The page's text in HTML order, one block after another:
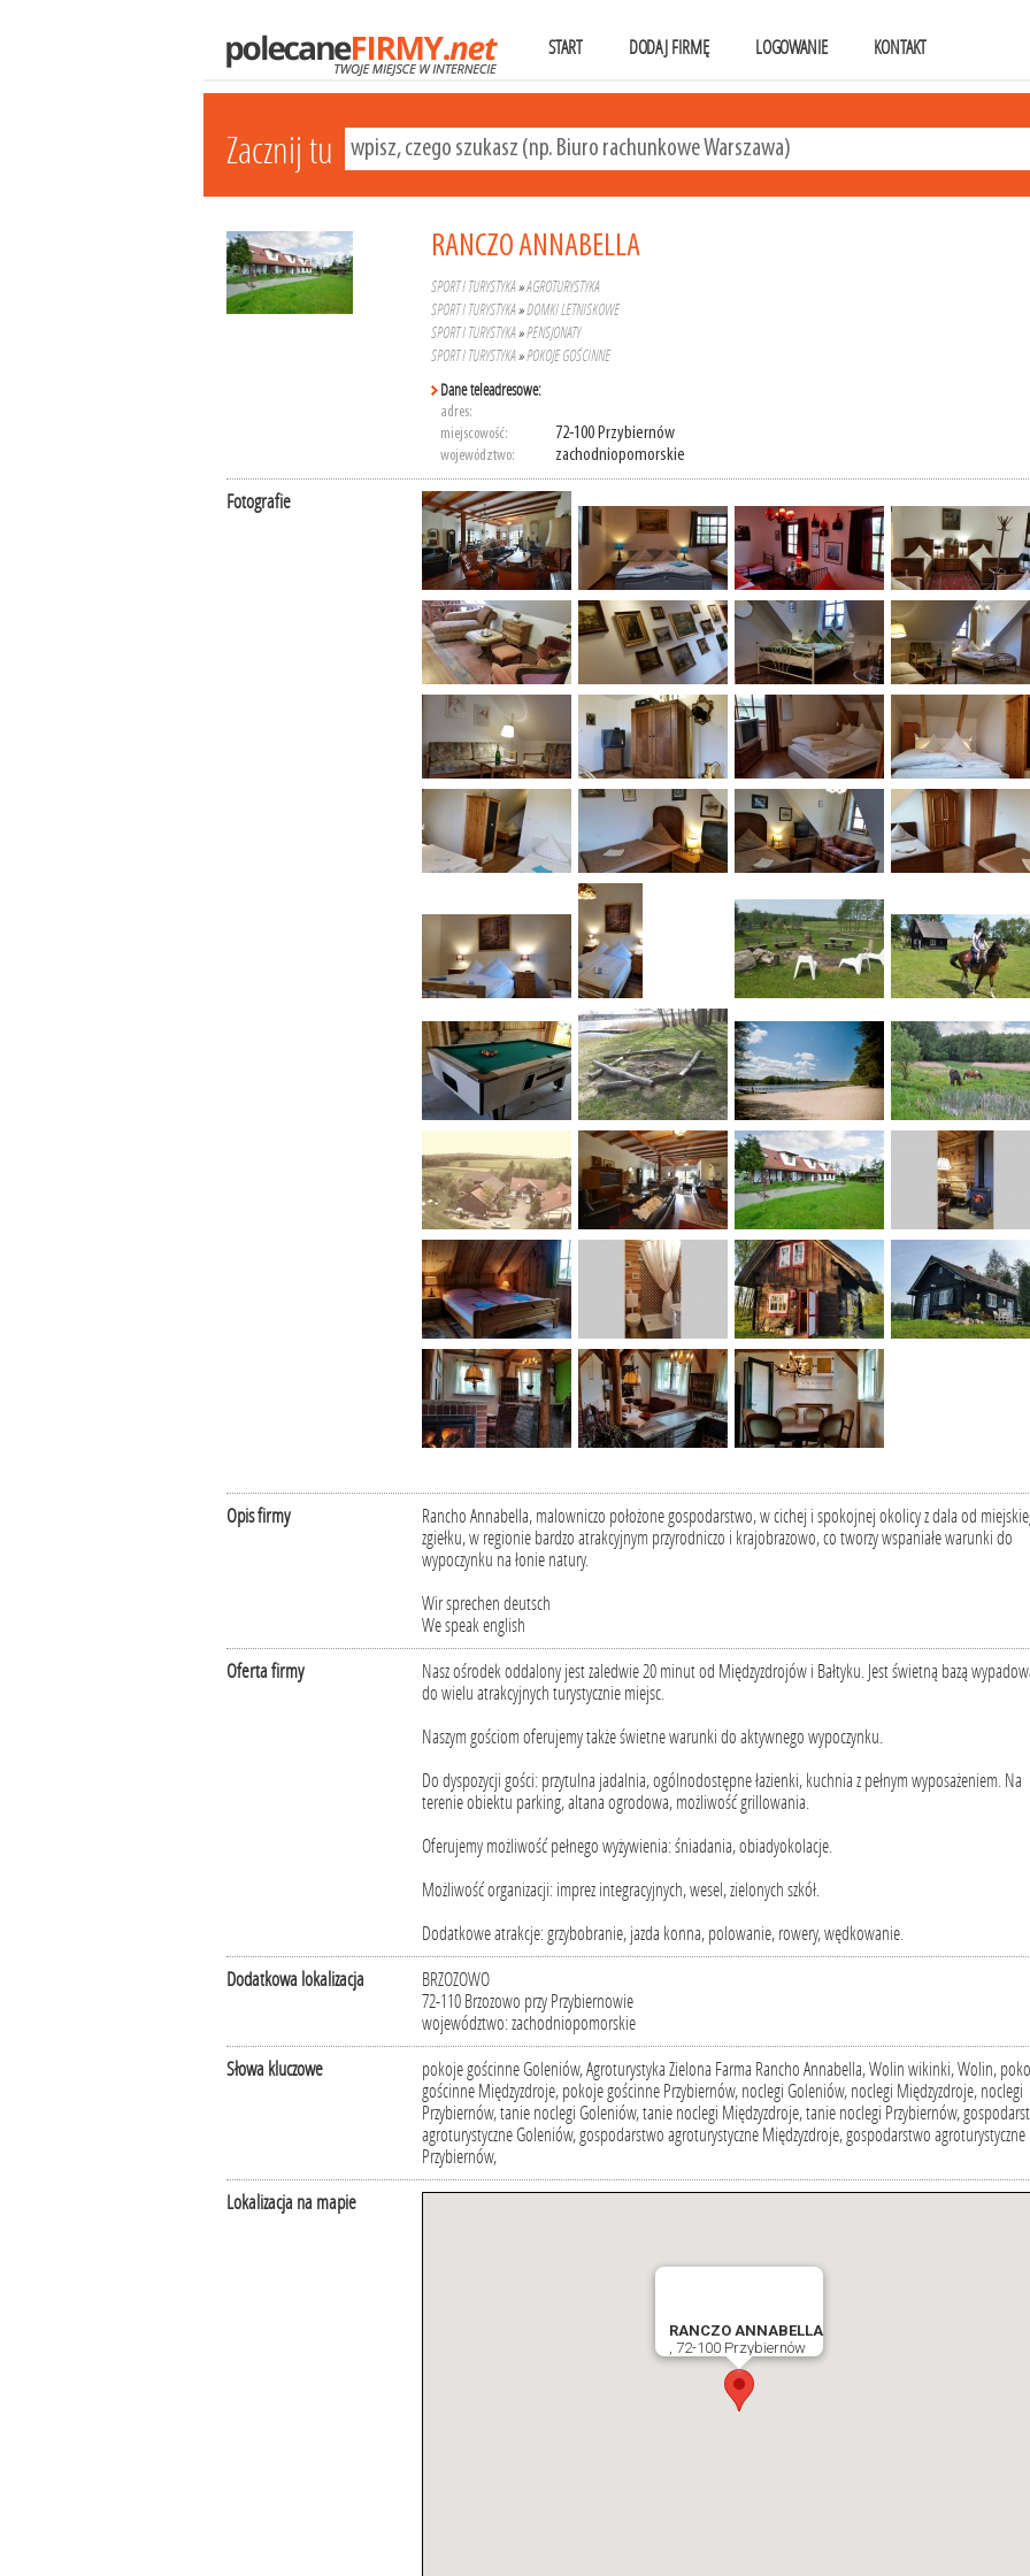
START DODAJ FIRMĘ LOGOWANIE KONTAKT
Zacznij tu
RANCZO ANNABELLA
SPORT I TURYSTYKA »AGROTURYSTYKA
SPORT I TURYSTYKA »DOMKI LETNISKOWE
SPORT I TURYSTYKA »PENSJONATY
SPORT I TURYSTYKA »POKOJE GOŚCINNE
Dane teleadresowe:
adres:
miejscowość:
72-100 Przybiernów
województwo: zachodniopomorskie
Fotografie
Opis firmy
Rancho Annabella, malowniczo położone gospodarstwo, w cichej i spokojnej okolicy z dala od
zgiełku, w regionie bardzo atrakcyjnym przyrodniczo i krajobrazowo, co tworzy wspaniałe warunki do
wypoczynku na łonie natury.
Wir sprechen deutsch
We speak english
Oferta firmy
Nasz ośrodek oddalony jest zaledwie 20 minut od Międzyzdrojów i Bałtyku. Jest świetną bazą
do wielu atrakcyjnych turystycznie miejsc.
Naszym gościom oferujemy także świetne warunki do aktywnego wypoczynku.
Do dyspozycji gości: przytulna jadalnia, ogólnodostępne łazienki, kuchnia z pełnym wyposażeniem. Na
terenie obiektu parking, altana ogrodowa, możliwość grillowania.
Oferujemy możliwość pełnego wyżywienia: śniadania, obiadyokolacje.
Możliwość organizacji: imprez integracyjnych, wesel, zielonych szkół.
Dodatkowe atrakcje: grzybobranie, jazda konna, polowanie, rowery, wędkowanie.
Dodatkowa lokalizacja
BRZOZOWO
72-110 Brzozowo przy Przybiernowie
województwo: zachodniopomorskie
Słowa kluczowe
pokoje gościnne Goleniów, Agroturystyka Zielona Farma Rancho Annabella, Wolin wikinki, Wolin,
gościnne Międzyzdroje, pokoje gościnne Przybiernów, noclegi Goleniów, noclegi Międzyzdroje, noclegi
Przybiernów, tanie noclegi Goleniów, tanie noclegi Międzyzdroje, tanie noclegi Przybiernów,
agroturystyczne Goleniów, gospodarstwo agroturystyczne Międzyzdroje, gospodarstwo agroturystyczne
Przybiernów,
Lokalizacja na mapie
RANCZO ANNABELLA
, 72-100 Przybiernów